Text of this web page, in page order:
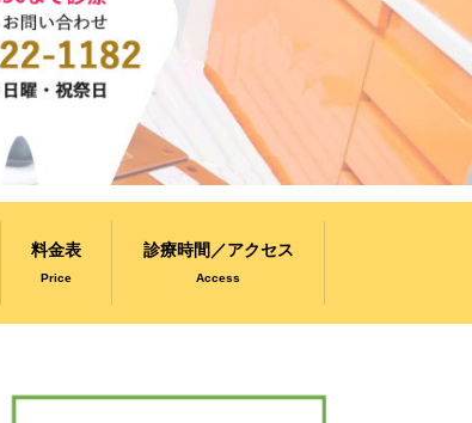
料金表
Price
診療時間／アクセス
Access